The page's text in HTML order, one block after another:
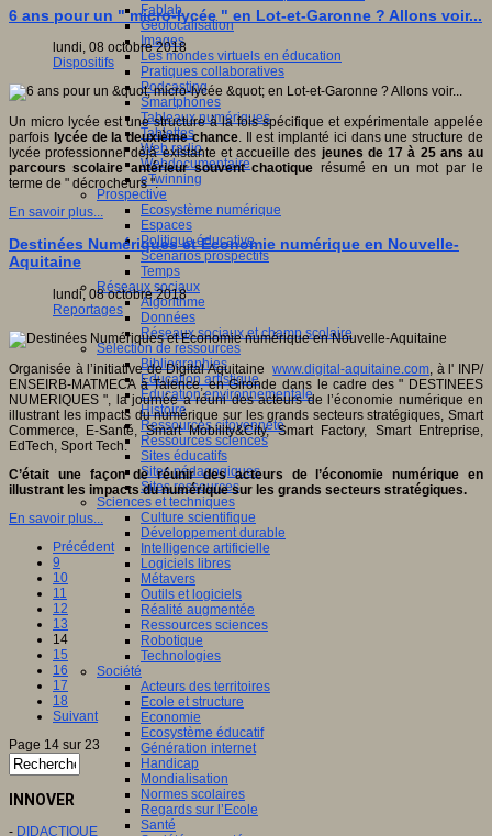
Fablab
Géolocalisation
Images
Les mondes virtuels en éducation
Pratiques collaboratives
Podcasting
Smartphones
Tableaux numériques
Tablettes
Web radio
Webdocumentaire
eTwinning
Prospective
Ecosystème numérique
Espaces
Politique éducative
Scénarios prospectifs
Temps
Réseaux sociaux
Algorithme
Données
Réseaux sociaux et champ scolaire
Sélection de ressources
Bibliographies
Education artistique
Education environnementale
Histoire
Ressources citoyenneté
Ressources sciences
Sites éducatifs
Sites pédagogiques
Sites ressources
Sciences et techniques
Culture scientifique
Développement durable
Intelligence artificielle
Logiciels libres
Métavers
Outils et logiciels
Réalité augmentée
Ressources sciences
Robotique
Technologies
Société
Acteurs des territoires
Ecole et structure
Economie
Ecosystème éducatif
Génération internet
Handicap
Mondialisation
Normes scolaires
Regards sur l’Ecole
Santé
6 ans pour un " micro-lycée " en Lot-et-Garonne ? Allons voir...
lundi, 08 octobre 2018
Dispositifs
Un micro lycée est une structure à la fois spécifique et expérimentale appelée
parfois lycée de la deuxième chance. Il est implanté ici dans une structure de
lycée professionnel déjà existante et accueille des jeunes de 17 à 25 ans au
parcours scolaire antérieur souvent chaotique résumé en un mot par le
terme de " décrocheurs ".
En savoir plus...
Destinées Numériques et Economie numérique en Nouvelle-
Aquitaine
lundi, 08 octobre 2018
Reportages
Organisée à l’initiative de Digital Aquitainewww.digital-aquitaine.com , à l' INP/
ENSEIRB-MATMECA à Talence, en Gironde dans le cadre des " DESTINEES
NUMERIQUES ", la journée a réuni des acteurs de l’économie numérique en
illustrant les impacts du numérique sur les grands secteurs stratégiques, Smart
Commerce, E-Santé, Smart Mobility&City, Smart Factory, Smart Entreprise,
EdTech, Sport Tech.
C’était une façon de réunir des acteurs de l’économie numérique en
illustrant les impacts du numérique sur les grands secteurs stratégiques.
En savoir plus...
Précédent
9
10
11
12
13
14
15
16
17
18
Suivant
Page 14 sur 23
INNOVER
- DIDACTIQUE